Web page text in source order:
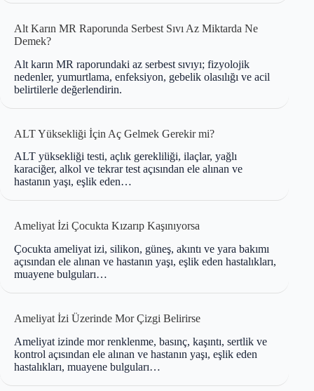
Alt Karın MR Raporunda Serbest Sıvı Az Miktarda Ne
Demek?
Alt karın MR raporundaki az serbest sıvıyı; fizyolojik
nedenler, yumurtlama, enfeksiyon, gebelik olasılığı ve acil
belirtilerle değerlendirin.
ALT Yüksekliği İçin Aç Gelmek Gerekir mi?
ALT yüksekliği testi, açlık gerekliliği, ilaçlar, yağlı
karaciğer, alkol ve tekrar test açısından ele alınan ve
hastanın yaşı, eşlik eden…
Ameliyat İzi Çocukta Kızarıp Kaşınıyorsa
Çocukta ameliyat izi, silikon, güneş, akıntı ve yara bakımı
açısından ele alınan ve hastanın yaşı, eşlik eden hastalıkları,
muayene bulguları…
Ameliyat İzi Üzerinde Mor Çizgi Belirirse
Ameliyat izinde mor renklenme, basınç, kaşıntı, sertlik ve
kontrol açısından ele alınan ve hastanın yaşı, eşlik eden
hastalıkları, muayene bulguları…